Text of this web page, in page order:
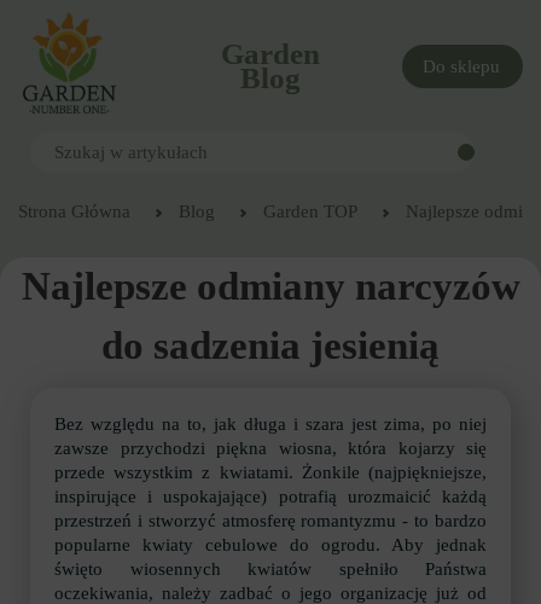
Garden
Blog Do sklepu
Strona Główna Blog Garden TOP Najlepsze
Najlepsze odmiany narcyzów
do sadzenia jesienią
Bez względu na to, jak długa i szara jest zima, po niej
zawsze przychodzi piękna wiosna, która kojarzy się
przede wszystkim z kwiatami. Żonkile (najpiękniejsze,
inspirujące i uspokajające) potrafią urozmaicić każdą
przestrzeń i stworzyć atmosferę romantyzmu - to bardzo
popularne kwiaty cebulowe do ogrodu. Aby jednak
święto wiosennych kwiatów spełniło Państwa
oczekiwania, należy zadbać o jego organizację już od